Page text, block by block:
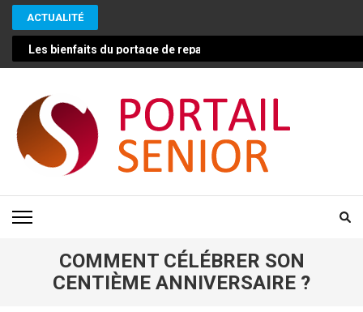
Aller
contenu
(Pressez
ACTUALITÉ
Les bienfaits du portage de repas pour les seniors : une
PORTAIL SENIOR
COMMENT CÉLÉBRER SON
CENTIÈME ANNIVERSAIRE ?